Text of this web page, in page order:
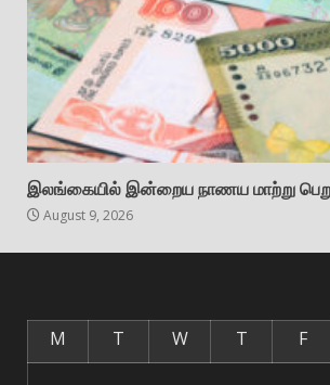
இலங்கையில் இன்றைய நாணய மாற்று
August 9, 2026
M T W T F